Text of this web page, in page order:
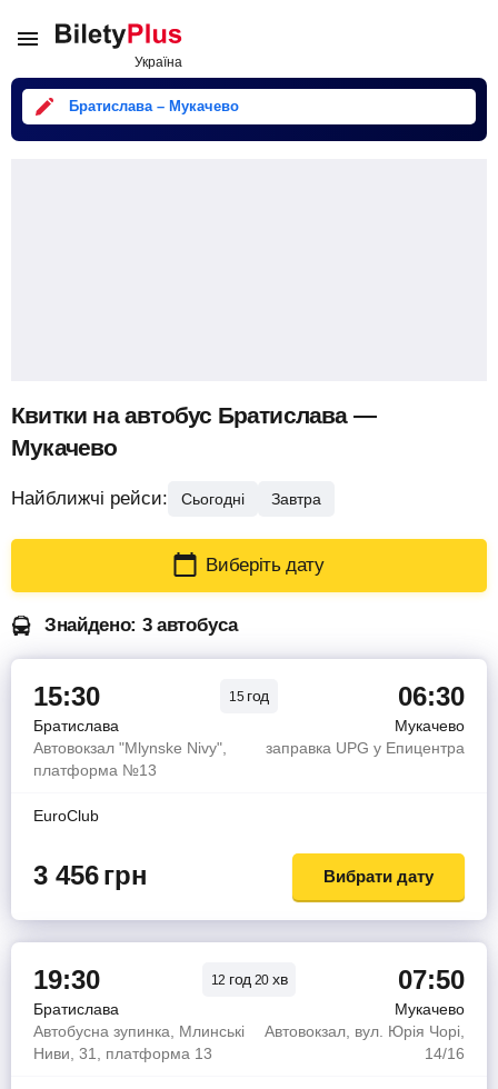
Братислава – Мукачево
Квитки на автобус Братислава —
Мукачево
Найближчі рейси: Сьогодні Завтра
Виберіть дату
Знайдено: 3 автобуса
15:30 15 год 06:30
Братислава
Мукачево
Автовокзал "Mlynske Nivy",
платформа №13
заправка UPG у Епицентра
EuroClub
3 456грн Вибрати дату
19:30 12 год 20 хв 07:50
Братислава
Мукачево
Автобусна зупинка, Млинські
Ниви, 31, платформа 13
Автовокзал, вул. Юрія Чорі,
14/16